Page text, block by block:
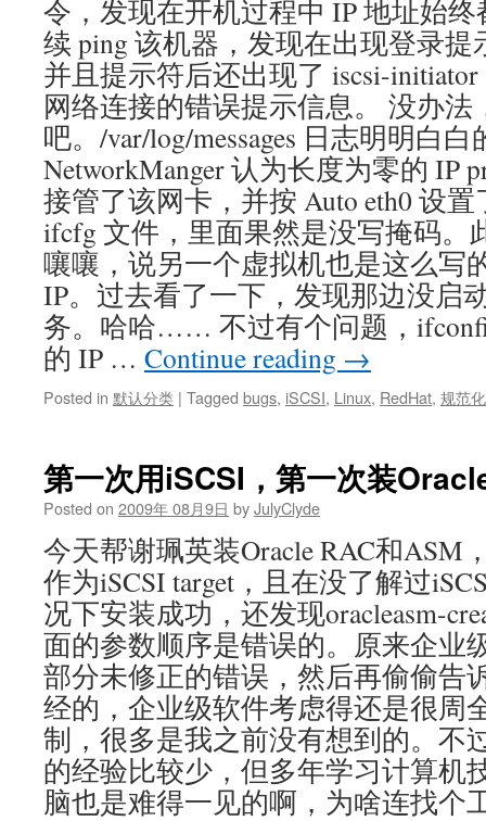
令，发现在开机过程中 IP 地址始
续 ping 该机器，发现在出现登录提
并且提示符后还出现了 iscsi-
网络连接的错误提示信息。 没办法
吧。/var/log/messages 日志明明白
NetworkManger 认为长度为零的 IP
接管了该网卡，并按 Auto eth0 设
ifcfg 文件，里面果然是没写掩码。
嚷嚷，说另一个虚拟机也是这么写
IP。过去看了一下，发现那边没启
务。哈哈…… 不过有个问题，
的 IP … Continue reading →
Posted in 默认分类 | Tagged bugs, iSCSI, Linux, RedHat, 规范化
第一次用iSCSI，第一次装
Posted on 2009年 08月9日 byJulyClyde
今天帮谢珮英装Oracle RAC和ASM
作为iSCSI target，且在没了解过
况下安装成功，还发现oracleasm-
面的参数顺序是错误的。原来企业
部分未修正的错误，然后再偷偷告
经的，企业级软件考虑得还是很周
制，很多是我之前没有想到的。不
的经验比较少，但多年学习计算机
脑也是难得一见的啊，为啥连找个